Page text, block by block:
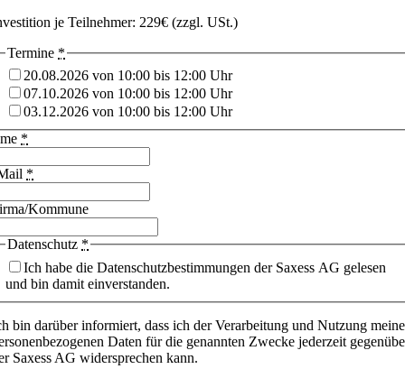
je Teilnehmer: 229€ (zzgl. USt.)
Termine *
20.08.2026 von 10:00 bis 12:00 Uhr
07.10.2026 von 10:00 bis 12:00 Uhr
03.12.2026 von 10:00 bis 12:00 Uhr
*
*
Kommune
Datenschutz *
Ich habe die Datenschutzbestimmungen der Saxess AG gelesen
und bin damit einverstanden.
bin darüber informiert, dass ich der Verarbeitung und Nutzung
Daten für die genannten Zwecke jederzeit
Saxess AG widersprechen kann.